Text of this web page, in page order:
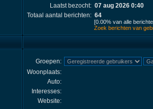
Laatst bezocht: 07 aug 2026 0:40
Totaal aantal berichten: 64
[0.00% van alle
Zoek berichten van
Groepen:
Woonplaats:
Auto:
Interesses:
Website: